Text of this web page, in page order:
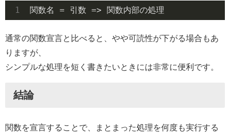
通常の関数宣言と比べると、やや可読性が下がる場合もあ
りますが、
シンプルな処理を短く書きたいときには非常に便利です。
結論
関数を宣言することで、まとまった処理を何度も実行する